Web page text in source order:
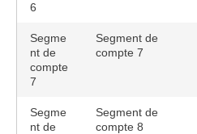
6
Segme
nt de
compte
7
Segment de
compte 7
Segme
nt de
Segment de
compte 8